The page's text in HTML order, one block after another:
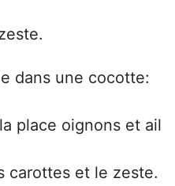
dans une cocotte:
place oignons et ail
carottes et le zeste.